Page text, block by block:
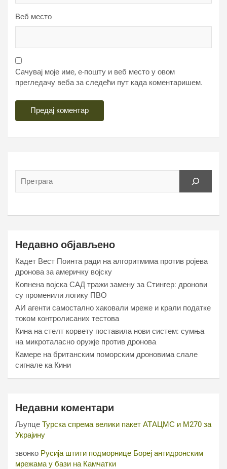
Веб место
Сачувај моје име, е-пошту и веб место у овом
прегледачу веба за следећи пут када коментаришем.
Недавно објављено
Кадет Вест Поинта ради на алгоритмима против ројева
дронова за америчку војску
Копнена војска САД тражи замену за Стингер: дронови
су променили логику ПВО
АИ агенти самостално хаковали мреже и крали податке
током контролисаних тестова
Кина на стелт корвету поставила нови систем: сумња
на микроталасно оружје против дронова
Камере на британским поморским дроновима слале
сигнале ка Кини
Недавни коментари
Љупце Турска спрема велики пакет АТАЦМС и М270 за
Украјину
звонко Русија штити подморнице Бореј антидронским
мрежама у бази на Камчатки